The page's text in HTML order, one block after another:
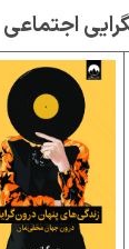
اجتماعی